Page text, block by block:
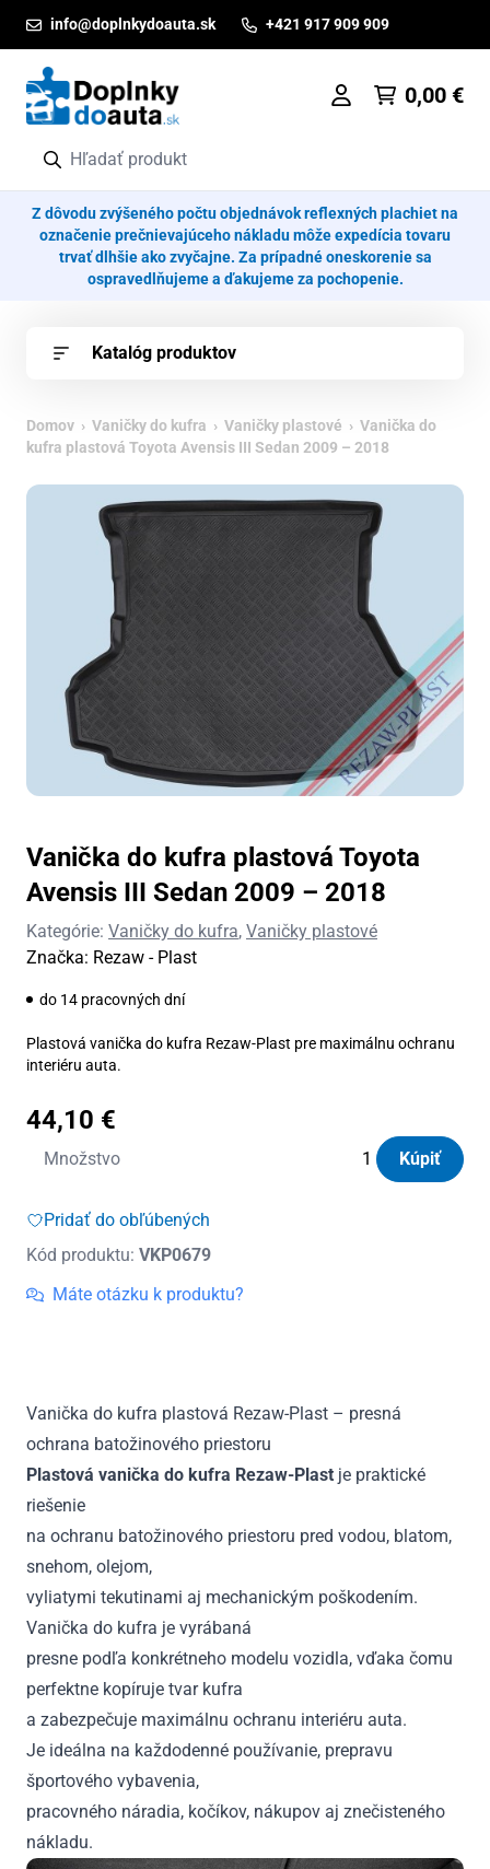
info@doplnkydoauta.sk +421 917 909 909
0,00 €
Z dôvodu zvýšeného počtu objednávok reflexných plachiet na
označenie prečnievajúceho nákladu môže expedícia tovaru
trvať dlhšie ako zvyčajne. Za prípadné oneskorenie sa
ospravedlňujeme a ďakujeme za pochopenie.
Katalóg produktov
Domov › Vaničky do kufra › Vaničky plastové › Vanička do
kufra plastová Toyota Avensis III Sedan 2009 – 2018
Vanička do kufra plastová Toyota
Avensis III Sedan 2009 – 2018
Kategórie: Vaničky do kufra, Vaničky plastové
Značka: Rezaw - Plast
do 14 pracovných dní
Plastová vanička do kufra Rezaw-Plast pre maximálnu ochranu
interiéru auta.
44,10 €
Množstvo
množstvo
do
plastová
Toyota
-
2018
Kúpiť
Pridať do obľúbených
Kód produktu: VKP0679
Máte otázku k produktu?
Vanička do kufra plastová Rezaw-Plast – presná
ochrana batožinového priestoru
Plastová vanička do kufra Rezaw-Plast je praktické
riešenie
na ochranu batožinového priestoru pred vodou, blatom,
snehom, olejom,
vyliatymi tekutinami aj mechanickým poškodením.
Vanička do kufra je vyrábaná
presne podľa konkrétneho modelu vozidla, vďaka čomu
perfektne kopíruje tvar kufra
a zabezpečuje maximálnu ochranu interiéru auta.
Je ideálna na každodenné používanie, prepravu
športového vybavenia,
pracovného náradia, kočíkov, nákupov aj znečisteného
nákladu.